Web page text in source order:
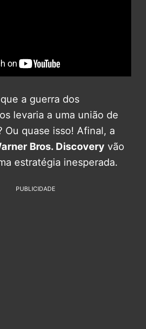
a guerra dos
levaria a uma união de
Ou quase isso! Afinal, a
Bros. Discovery vão
estratégia inesperada.
PUBLICIDADE